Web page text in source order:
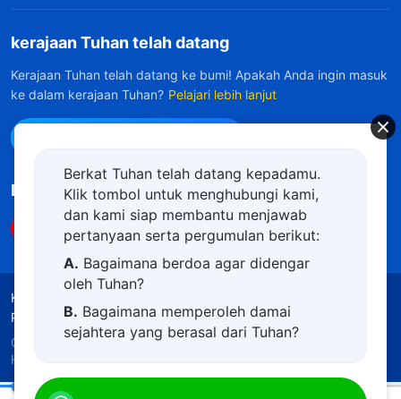
kerajaan Tuhan telah datang
Kerajaan Tuhan telah datang ke bumi! Apakah Anda ingin masuk
ke dalam kerajaan Tuhan? Pelajari lebih lanjut
Ikuti Kami
Ketentuan Penggunaan
Penghargaan
Kebijakan Cookie
Copyright © 2026Gereja Tuhan Yang Mahakuasa.
Hak Cipta Dilindungi Undang-Undang.
Berkat Tuhan telah datang kepadamu.
Klik tombol untuk menghubungi kami,
dan kami siap membantu menjawab
pertanyaan serta pergumulan berikut:
A. Bagaimana berdoa agar didengar
oleh Tuhan?
B. Bagaimana memperoleh damai
sejahtera yang berasal dari Tuhan?
D.